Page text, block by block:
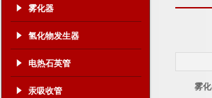
雾化器
氢化物发生器
电热石英管
汞吸收管 雾